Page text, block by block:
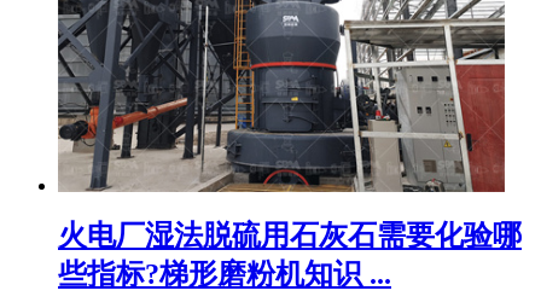
火电厂湿法脱硫用石灰石需要化验哪
些指标?梯形磨粉机知识 ...